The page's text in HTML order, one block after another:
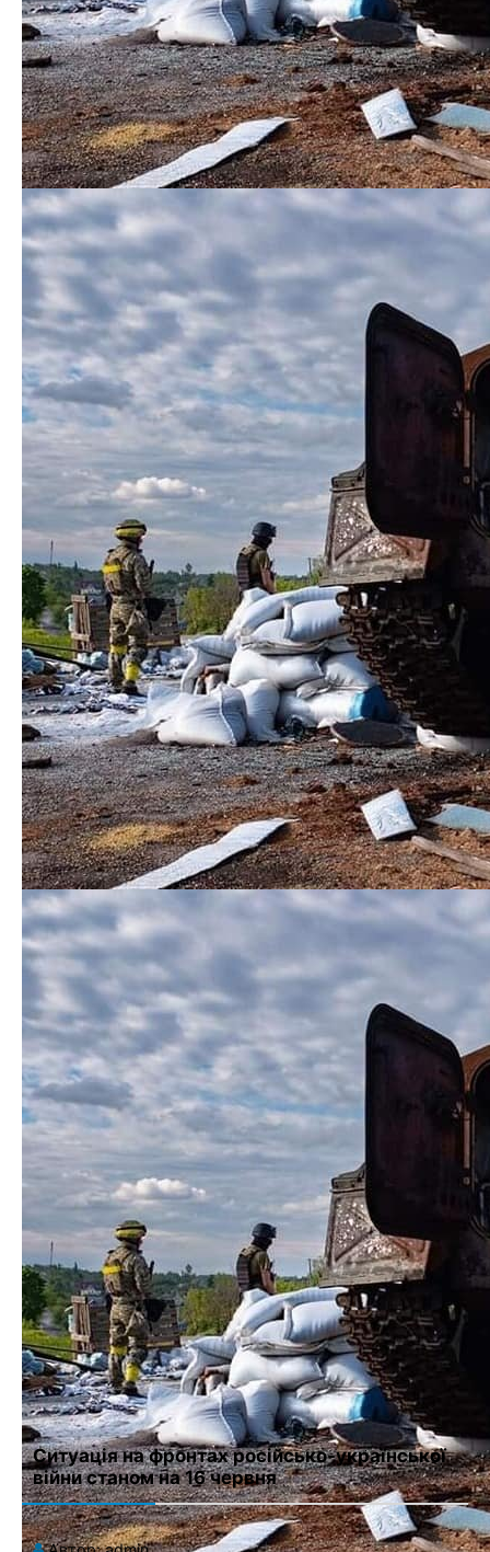
крилатих ракет типу “Калібр”.
Значні втрати російських окупаційних військ
руйнують плани військового керівництва щодо
швидкого просування вглиб території України.
Почастішали випадки звільнення великої кількості
особового складу через відмову від участі у
бойових діях на території України. Це не дозволяє у
стислі терміни здійснити посилення та заміну
російських підрозділів, що втратили боєздатність.
Тим часом українські підрозділи, виконуючи вогневі
завдання, продовжують успішно зменшувати
кількість російських окупантів на українській землі.
Віримо у Збройні Сили України! Разом переможемо!
Слава Україні!
Источник:0342.ua
Весы из нержавейки: виды
и особенности
оборудования
Предыдущая запись
Недоцільно розбивати на
хвилі: в Міноборони
повідомили, скільки
триватиме мобілізація
Следующая запись
Добавить комментарий
Ваш адрес email не будет опубликован.
Обязательные
поля помечены *
Комментарий *
Имя* Email Сайт
Сохранить моё имя, email и адрес сайта в этом браузере для
последующих моих комментариев.
Ситуація на фронтах російсько-української
війни станом на 16 червня